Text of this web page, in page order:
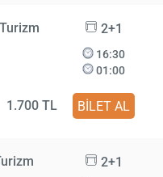
2+1
16:30
01:00
1.700 TL BİLET AL
2+1